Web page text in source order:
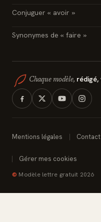
Conjuguer « avoir »
Synonymes de « faire »
Chaque modèle,
Mentions légales Contact
Gérer mes cookies
© Modèle lettre gratuit 2026